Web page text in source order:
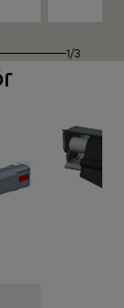
1/3